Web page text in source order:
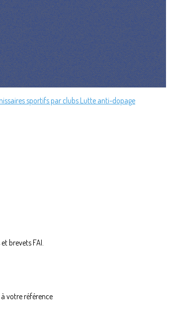
sportifs par clubs Lutte anti-dopage
brevets FAI.
votre référence